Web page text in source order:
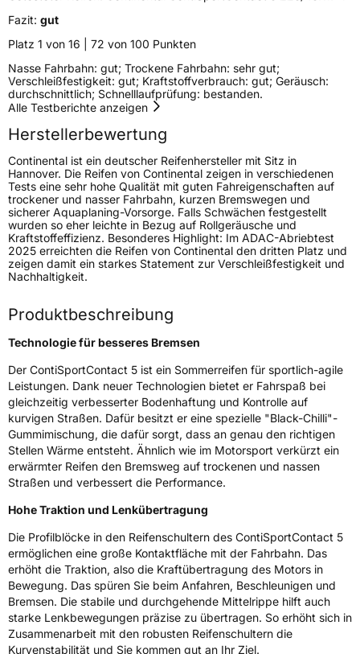
Felgenschutz
EU Label
EffizienzC
Nasshaftung A
Rollgeräusch (Klasse)B
Rollgeräusch (dB)72
FahrzeugklasseC1
3PMSF / Schneeflockensymbol / Alpine-Symbol
EisgripNein
EPREL ID483101
Allgemeine Produktsicherheit (GPSR)
HerstellerkontaktContinental Reifen Deutschland GmbH
Continental-Plaza 1 30173 Hannover
Deutschland,
customerservice_tires@conti.de
Fazit: gut
Platz 1 von 16 | 72 von 100 Punkten
Nasse Fahrbahn: gut; Trockene Fahrbahn: sehr gut;
Verschleißfestigkeit: gut; Kraftstoffverbrauch: gut; Geräusch:
durchschnittlich; Schnelllaufprüfung: bestanden.
Alle Testberichte anzeigen
Herstellerbewertung
Continental ist ein deutscher Reifenhersteller mit Sitz in
Hannover. Die Reifen von Continental zeigen in verschiedenen
Tests eine sehr hohe Qualität mit guten Fahreigenschaften auf
trockener und nasser Fahrbahn, kurzen Bremswegen und
sicherer Aquaplaning-Vorsorge. Falls Schwächen festgestellt
wurden so eher leichte in Bezug auf Rollgeräusche und
Kraftstoffeffizienz. Besonderes Highlight: Im ADAC-Abriebtest
2025 erreichten die Reifen von Continental den dritten Platz und
zeigen damit ein starkes Statement zur Verschleißfestigkeit und
Nachhaltigkeit.
Produktbeschreibung
Technologie für besseres Bremsen
Der ContiSportContact 5 ist ein Sommerreifen für sportlich-agile
Leistungen. Dank neuer Technologien bietet er Fahrspaß bei
gleichzeitig verbesserter Bodenhaftung und Kontrolle auf
kurvigen Straßen. Dafür besitzt er eine spezielle "Black-Chilli"-
Gummimischung, die dafür sorgt, dass an genau den richtigen
Stellen Wärme entsteht. Ähnlich wie im Motorsport verkürzt ein
erwärmter Reifen den Bremsweg auf trockenen und nassen
Straßen und verbessert die Performance.
Hohe Traktion und Lenkübertragung
Die Profilblöcke in den Reifenschultern des ContiSportContact 5
ermöglichen eine große Kontaktfläche mit der Fahrbahn. Das
erhöht die Traktion, also die Kraftübertragung des Motors in
Bewegung. Das spüren Sie beim Anfahren, Beschleunigen und
Bremsen. Die stabile und durchgehende Mittelrippe hilft auch
starke Lenkbewegungen präzise zu übertragen. So erhöht sich in
Zusammenarbeit mit den robusten Reifenschultern die
Kurvenstabilität und Sie kommen gut an Ihr Ziel.